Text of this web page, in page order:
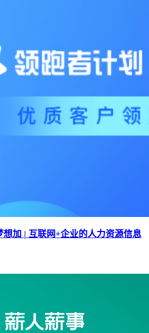
想加 | 互联网+企业的人力资源信息